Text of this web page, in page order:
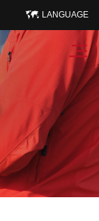
LANGUAGE